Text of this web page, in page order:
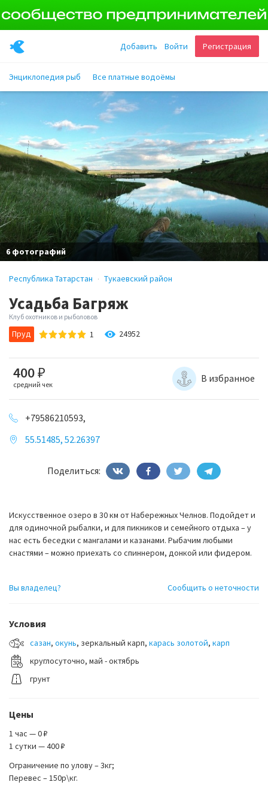
Регистрация
Войти
Добавить
Энциклопедия рыб Все платные водоёмы
6 фотографий
Республика Татарстан Тукаевский район
Усадьба Багряж
Клуб охотников и рыболовов
Пруд 1 24952
400₽
средний чек
В избранное
+79586210593,
55.51485, 52.26397
Поделиться:
Искусственное озеро в 30 км от Набережных Челнов. Подойдет и
для одиночной рыбалки, и для пикников и семейного отдыха – у
нас есть беседки с мангалами и казанами. Рыбачим любыми
снастями – можно приехать со спиннером, донкой или фидером.
Вы владелец? Сообщить о неточности
Условия
сазан, окунь, зеркальный карп, карась золотой, карп
круглосуточно, май - октябрь
грунт
Цены
1 час — 0 ₽
1 сутки — 400 ₽
Ограничение по улову – 3кг;
Перевес – 150р\кг.